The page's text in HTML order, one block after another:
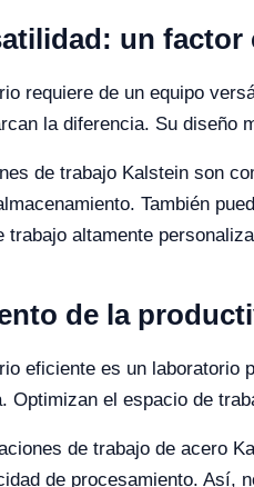
un factor
requiere de un equipo
la diferencia. Su diseño
de trabajo Kalstein son
También
trabajo altamente
de la
eficiente es un laboratorio
Optimizan el espacio de
de trabajo de acero
de procesamiento. Así,